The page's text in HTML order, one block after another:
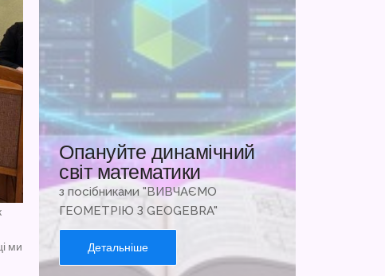
ми
Опануйте динамічний
світ математики
з посібниками "ВИВЧАЄМО
ГЕОМЕТРІЮ З GEOGEBRA"
Детальніше